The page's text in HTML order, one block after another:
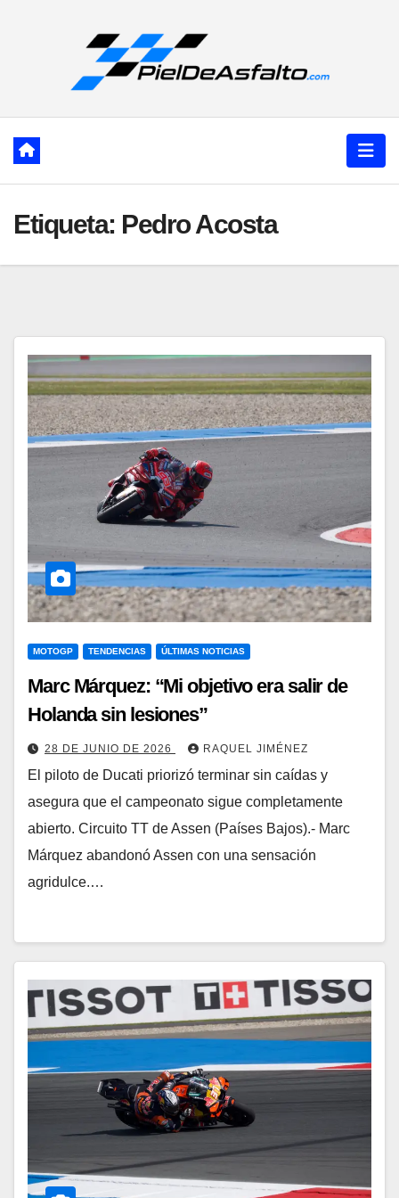
Etiqueta: Pedro Acosta
MOTOGP TENDENCIAS ÚLTIMAS NOTICIAS
Marc Márquez: “Mi objetivo era salir de
Holanda sin lesiones”
28 DE JUNIO DE 2026 RAQUEL JIMÉNEZ
El piloto de Ducati priorizó terminar sin caídas y
asegura que el campeonato sigue completamente
abierto. Circuito TT de Assen (Países Bajos).- Marc
Márquez abandonó Assen con una sensación
agridulce.…